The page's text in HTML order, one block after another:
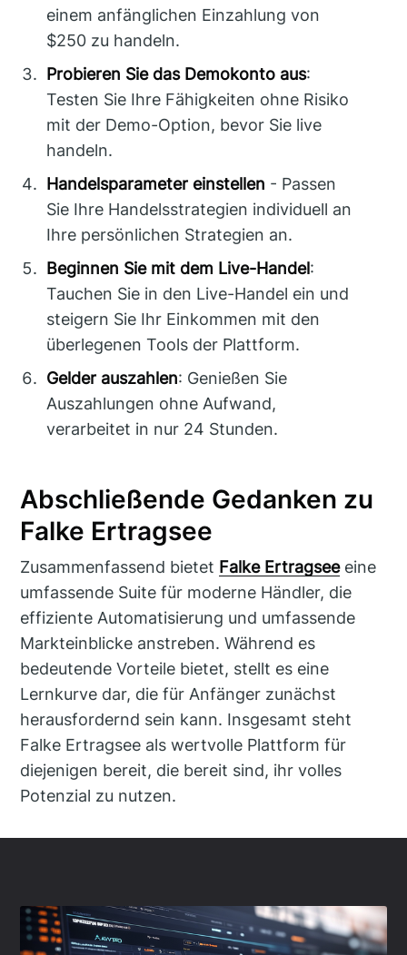
einem anfänglichen Einzahlung von
$250 zu handeln.
Probieren Sie das Demokonto aus:
Testen Sie Ihre Fähigkeiten ohne Risiko
mit der Demo-Option, bevor Sie live
handeln.
Handelsparameter einstellen - Passen
Sie Ihre Handelsstrategien individuell an
Ihre persönlichen Strategien an.
Beginnen Sie mit dem Live-Handel:
Tauchen Sie in den Live-Handel ein und
steigern Sie Ihr Einkommen mit den
überlegenen Tools der Plattform.
Gelder auszahlen: Genießen Sie
Auszahlungen ohne Aufwand,
verarbeitet in nur 24 Stunden.
Abschließende Gedanken zu
Falke Ertragsee
Zusammenfassend bietet Falke Ertragseeeine
umfassende Suite für moderne Händler, die
effiziente Automatisierung und umfassende
Markteinblicke anstreben. Während es
bedeutende Vorteile bietet, stellt es eine
Lernkurve dar, die für Anfänger zunächst
herausfordernd sein kann. Insgesamt steht
Falke Ertragsee als wertvolle Plattform für
diejenigen bereit, die bereit sind, ihr volles
Potenzial zu nutzen.